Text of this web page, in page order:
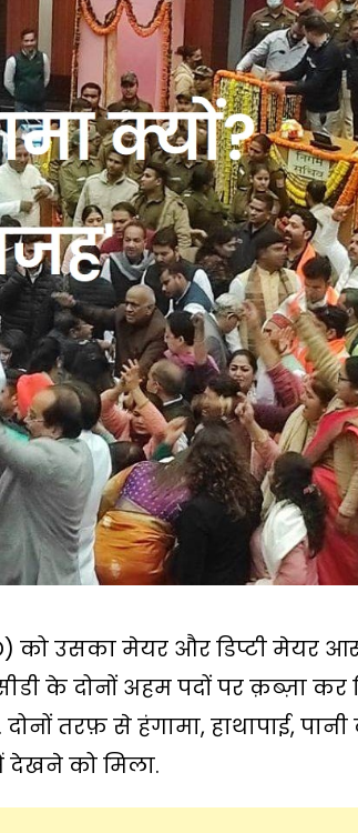
को उसका मेयर और डिप्टी मेयर
के दोनों अहम पदों पर क़ब्ज़ा कर
तरफ़ से हंगामा, हाथापाई, पानी
देखने को मिला.